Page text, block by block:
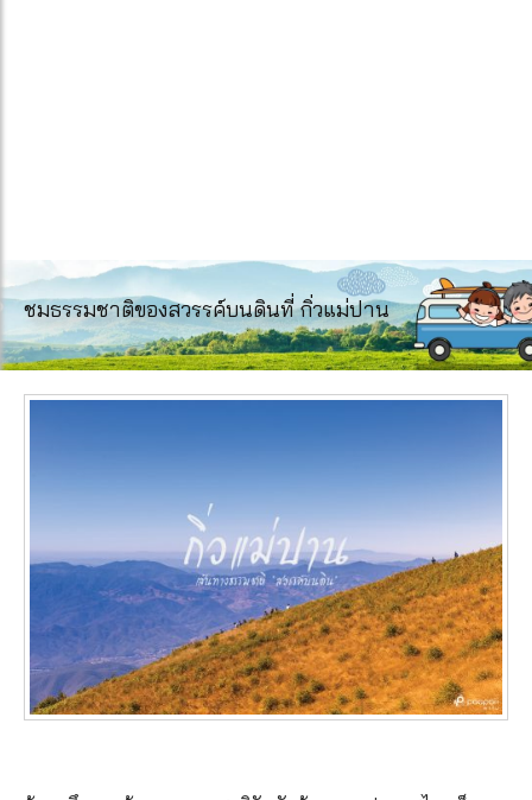
ชมธรรมชาติของสวรรค์บนดินที่ กิ่วแม่ปาน